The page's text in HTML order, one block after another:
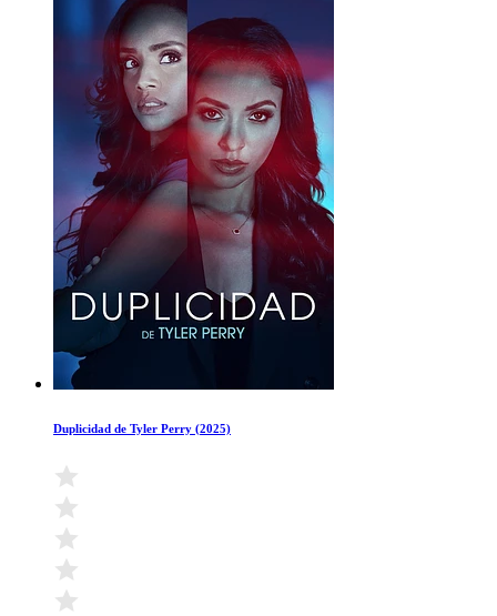
Duplicidad de Tyler Perry (2025)